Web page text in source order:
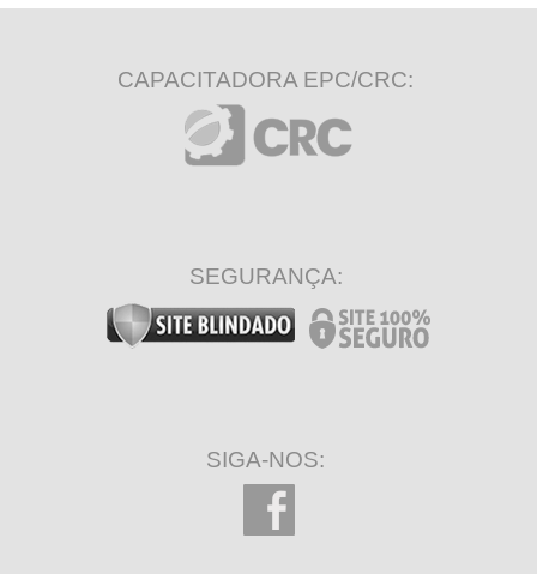
CAPACITADORA EPC/CRC:
SEGURANÇA:
SIGA-NOS: